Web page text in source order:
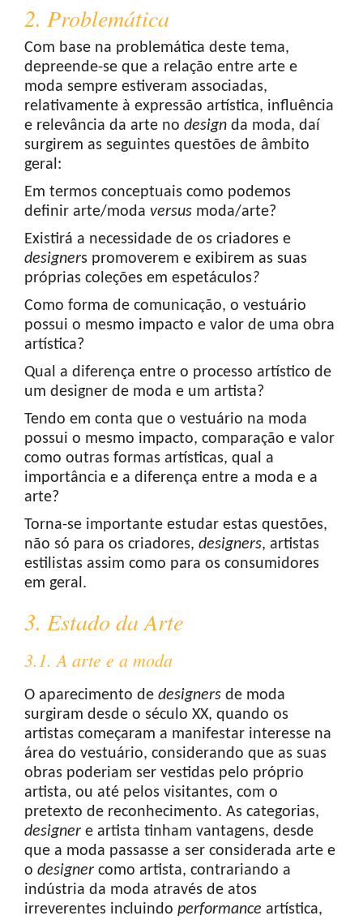
2. Problemática
Com base na problemática deste tema,
depreende-se que a relação entre arte e
moda sempre estiveram associadas,
relativamente à expressão artística, influência
e relevância da arte no design da moda, daí
surgirem as seguintes questões de âmbito
geral:
Em termos conceptuais como podemos
definir arte/moda versus moda/arte?
Existirá a necessidade de os criadores e
designers promoverem e exibirem as suas
próprias coleções em espetáculos ?
Como forma de comunicação, o vestuário
possui o mesmo impacto e valor de uma obra
artística?
Qual a diferença entre o processo artístico de
um designer de moda e um artista?
Tendo em conta que o vestuário na moda
possui o mesmo impacto, comparação e valor
como outras formas artísticas, qual a
importância e a diferença entre a moda e a
arte?
Torna-se importante estudar estas questões,
não só para os criadores, designers, artistas
estilistas assim como para os consumidores
em geral.
3. Estado da Arte
3.1. A arte e a moda
O aparecimento de designers de moda
surgiram desde o século XX, quando os
artistas começaram a manifestar interesse na
área do vestuário, considerando que as suas
obras poderiam ser vestidas pelo próprio
artista, ou até pelos visitantes, com o
pretexto de reconhecimento. As categorias,
designer e artista tinham vantagens, desde
que a moda passasse a ser considerada arte e
o designer como artista, contrariando a
indústria da moda através de atos
irreverentes incluindo performance artística,